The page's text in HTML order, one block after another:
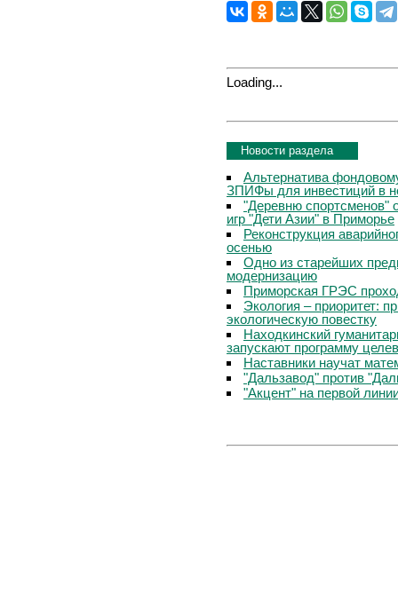
Loading...
Новости раздела
Альтернатива
ЗПИФы для инвестиций в
"Деревню спортсменов"
игр "Дети Азии" в Приморье
Реконструкция
осенью
Одно из старейших
модернизацию
Приморская ГРЭС
Экология – приоритет:
экологическую повестку
Находкинский
запускают программу
Наставники научат
"Дальзавод" против
"Акцент" на первой